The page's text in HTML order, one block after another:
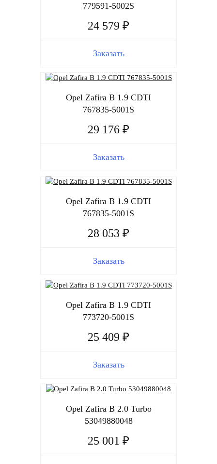
779591-5002S
24 579 ₽
Заказать
Opel Zafira B 1.9 CDTI
767835-5001S
29 176 ₽
Заказать
Opel Zafira B 1.9 CDTI
767835-5001S
28 053 ₽
Заказать
Opel Zafira B 1.9 CDTI
773720-5001S
25 409 ₽
Заказать
Opel Zafira B 2.0 Turbo
53049880048
25 001 ₽